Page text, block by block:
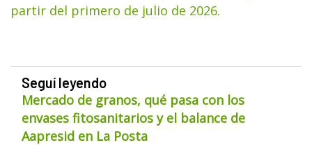
partir del primero de julio de 2026.
Seguí leyendo
Mercado de granos, qué pasa con los
envases fitosanitarios y el balance de
Aapresid en La Posta